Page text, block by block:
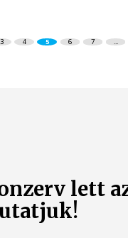
3 4 5 6 7 ...
lett